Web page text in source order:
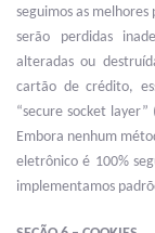
seguimos as
serão perdidas
alteradas ou
cartão de crédito,
“secure socket layer”
Embora nenhum
eletrônico é 100%
implementamos